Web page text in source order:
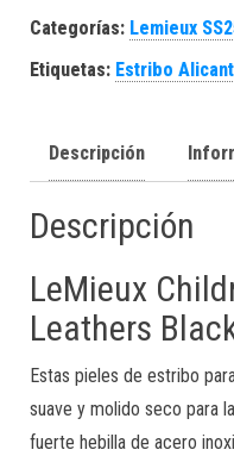
Categorías: Lemieux
Etiquetas: Estribo
Descripción
Descripción
LeMieux
Leathers
Estas pieles de estribo
suave y molido seco para
fuerte hebilla de acero